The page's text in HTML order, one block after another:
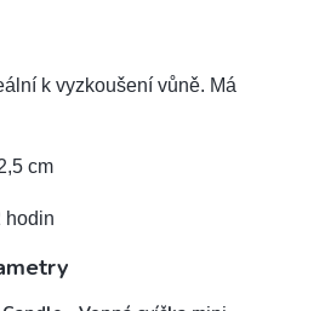
k vyzkoušení vůně. Má
cm
hodin